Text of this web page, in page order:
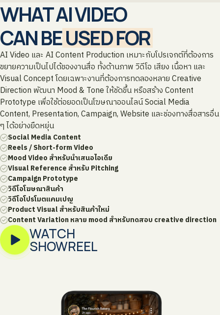
WHAT AI VIDEO
CAN BEUSED FOR
AI Video และ AI Content Production เหมาะกับโปรเจกต์ที่ต้องการ
ขยายความเป็นไปได้ของงานสื่อ ทั้งด้านภาพ วิดีโอ เสียง เนื้อหา และ
Visual Concept โดยเฉพาะงานที่ต้องการทดลองหลาย Creative
Direction พัฒนา Mood & Tone ให้ชัดขึ้น หรือสร้าง Content
Prototype เพื่อใช้ต่อยอดเป็นโฆษณาออนไลน์ Social Media
Content, Presentation, Campaign, Website และช่องทางสื่อสารอื่น
ๆ ได้อย่างยืดหยุ่น
Social Media Content
Reels / Short-form Video
Mood Video สำหรับนำเสนอไอเดีย
Visual Reference สำหรับ Pitching
Campaign Prototype
วิดีโอโฆษณาสินค้า
วิดีโอโปรโมตแคมเปญ
Product Visual สำหรับสินค้าใหม่
Content Variation หลาย mood สำหรับทดสอบ creative direction
WATCH
SHOWREEL